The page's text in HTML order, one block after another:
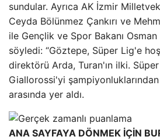
sundular. Ayrıca AK İzmir
Ceyda Bölünmez Çankırı ve
ile Gençlik ve Spor Bakanı Osman
söyledi: “Göztepe, Süper Lig'e
direktörü Arda, Turan'ın ilki.
Giallorossi'yi
arasında yer aldı.
ANA SAYFAYA DÖNMEK İÇİN